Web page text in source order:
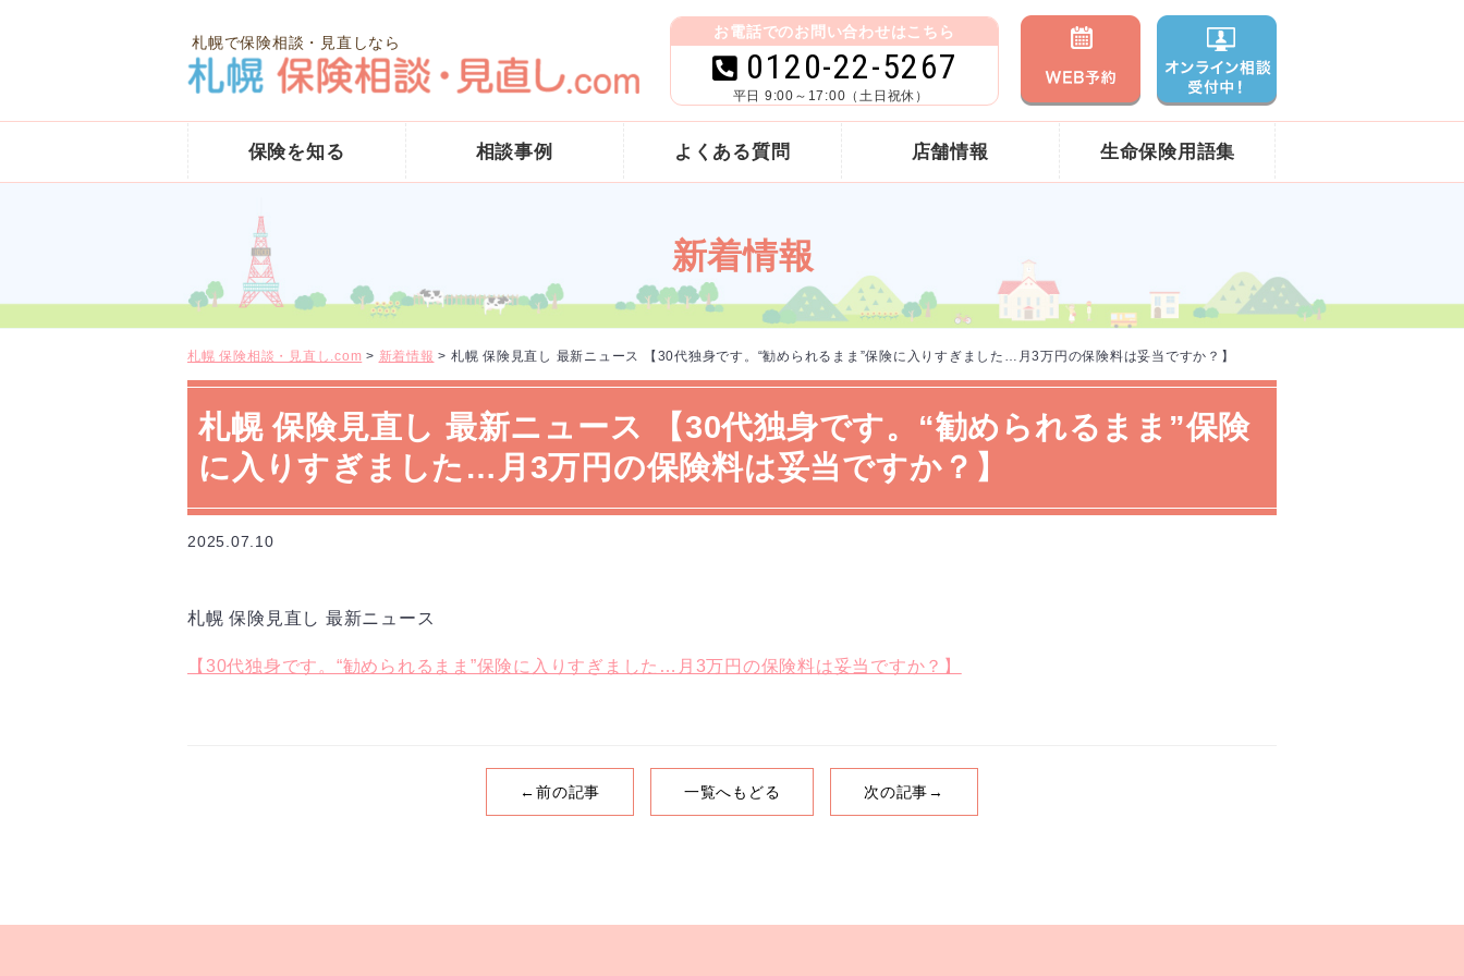
札幌で保険相談・見直しなら
お電話でのお問い合わせはこちら
0120-22-5267
平日 9:00～17:00（土日祝休）
保険を知る 相談事例 よくある質問 店舗情報 生命保険用語集
新着情報
札幌 保険相談・見直し.com > 新着情報 > 札幌 保険見直し 最新ニュース 【30代独身です。“勧められるまま”保険に入りすぎました…月3万円の保険料は妥当ですか？】
札幌 保険見直し 最新ニュース 【30代独身です。“勧められるまま”保険
に入りすぎました…月3万円の保険料は妥当ですか？】
2025.07.10
札幌 保険見直し 最新ニュース
【30代独身です。“勧められるまま”保険に入りすぎました…月3万円の保険料は妥当ですか？】
←前の記事 一覧へもどる 次の記事→